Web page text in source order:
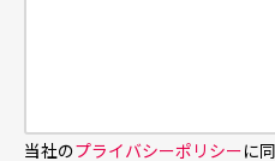
当社のプライバシーポリシーに